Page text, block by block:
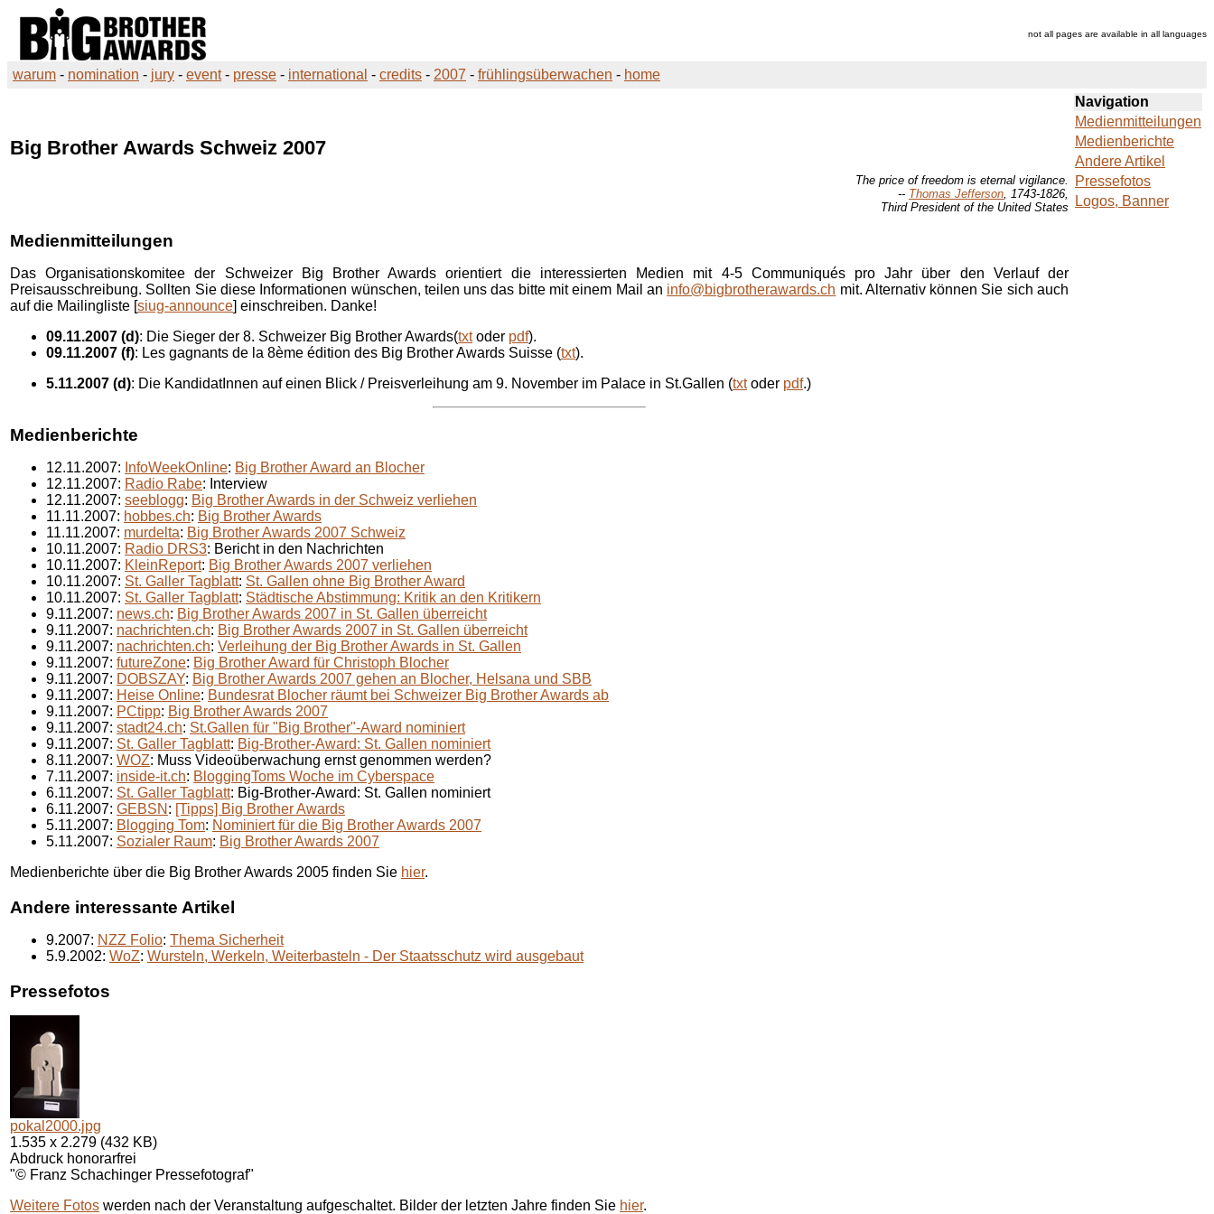
not all pages are available in all languages
warum - nomination - jury - event- presse - international - credits - 2007 - frühlingsüberwachen - home
Big Brother Awards Schweiz 2007
The price of freedom is eternal vigilance.
-- Thomas Jefferson, 1743-1826,
Third President of the United States
Medienmitteilungen
Das Organisationskomitee der Schweizer Big Brother Awards orientiert die interessierten Medien mit 4-5 Communiqués pro Jahr über den Verlauf der
Preisausschreibung. Sollten Sie diese Informationen wünschen, teilen uns das bitte mit einem Mail an info@bigbrotherawards.ch mit. Alternativ können Sie sich auch
auf die Mailingliste [siug-announce] einschreiben. Danke!
09.11.2007 (d): Die Sieger der 8. Schweizer Big Brother Awards(txtoder pdf).
09.11.2007 (f): Les gagnants de la 8ème édition des Big Brother Awards Suisse (txt).
5.11.2007 (d): Die KandidatInnen auf einen Blick / Preisverleihung am 9. November im Palace in St.Gallen (txtoder pdf.)
Medienberichte
12.11.2007: InfoWeekOnline: Big Brother Award an Blocher
12.11.2007: Radio Rabe: Interview
12.11.2007: seeblogg: Big Brother Awards in der Schweiz verliehen
11.11.2007: hobbes.ch: Big Brother Awards
11.11.2007: murdelta: Big Brother Awards 2007 Schweiz
10.11.2007: Radio DRS3: Bericht in den Nachrichten
10.11.2007: KleinReport: Big Brother Awards 2007 verliehen
10.11.2007: St. Galler Tagblatt: St. Gallen ohne Big Brother Award
10.11.2007: St. Galler Tagblatt: Städtische Abstimmung: Kritik an den Kritikern
9.11.2007: news.ch: Big Brother Awards 2007 in St. Gallen überreicht
9.11.2007: nachrichten.ch: Big Brother Awards 2007 in St. Gallen überreicht
9.11.2007: nachrichten.ch: Verleihung der Big Brother Awards in St. Gallen
9.11.2007: futureZone: Big Brother Award für Christoph Blocher
9.11.2007: DOBSZAY: Big Brother Awards 2007 gehen an Blocher, Helsana und SBB
9.11.2007: Heise Online: Bundesrat Blocher räumt bei Schweizer Big Brother Awards ab
9.11.2007: PCtipp: Big Brother Awards 2007
9.11.2007: stadt24.ch: St.Gallen für "Big Brother"-Award nominiert
9.11.2007: St. Galler Tagblatt: Big-Brother-Award: St. Gallen nominiert
8.11.2007: WOZ: Muss Videoüberwachung ernst genommen werden?
7.11.2007: inside-it.ch: BloggingToms Woche im Cyberspace
6.11.2007: St. Galler Tagblatt: Big-Brother-Award: St. Gallen nominiert
6.11.2007: GEBSN : [Tipps] Big Brother Awards
5.11.2007: Blogging Tom: Nominiert für die Big Brother Awards 2007
5.11.2007: Sozialer Raum: Big Brother Awards 2007
Medienberichte über die Big Brother Awards 2005 finden Sie hier.
Andere interessante Artikel
9.2007: NZZ Folio: Thema Sicherheit
5.9.2002: WoZ: Wursteln, Werkeln, Weiterbasteln - Der Staatsschutz wird ausgebaut
Pressefotos
pokal2000.jpg
1.535 x 2.279 (432 KB)
Abdruck honorarfrei
"© Franz Schachinger Pressefotograf"
Weitere Fotos werden nach der Veranstaltung aufgeschaltet. Bilder der letzten Jahre finden Sie hier.
Navigation
Medienmitteilungen
Medienberichte
Andere Artikel
Pressefotos
Logos, Banner